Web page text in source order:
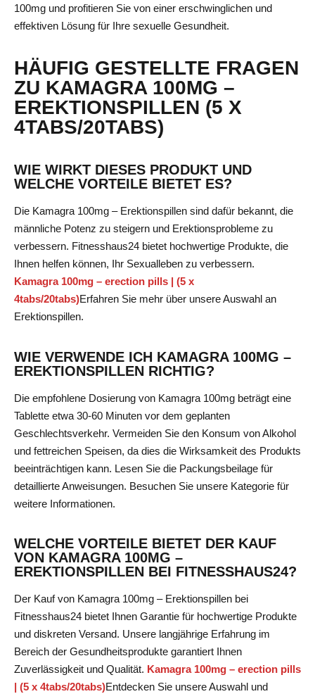
100mg und profitieren Sie von einer erschwinglichen und
effektiven Lösung für Ihre sexuelle Gesundheit.
HÄUFIG GESTELLTE FRAGEN
ZU KAMAGRA 100MG –
EREKTIONSPILLEN (5 X
4TABS/20TABS)
WIE WIRKT DIESES PRODUKT UND
WELCHE VORTEILE BIETET ES?
Die Kamagra 100mg – Erektionspillen sind dafür bekannt, die
männliche Potenz zu steigern und Erektionsprobleme zu
verbessern. Fitnesshaus24 bietet hochwertige Produkte, die
Ihnen helfen können, Ihr Sexualleben zu verbessern.
Kamagra 100mg – erection pills | (5 x
4tabs/20tabs)Erfahren Sie mehr über unsere Auswahl an
Erektionspillen.
WIE VERWENDE ICH KAMAGRA 100MG –
EREKTIONSPILLEN RICHTIG?
Die empfohlene Dosierung von Kamagra 100mg beträgt eine
Tablette etwa 30-60 Minuten vor dem geplanten
Geschlechtsverkehr. Vermeiden Sie den Konsum von Alkohol
und fettreichen Speisen, da dies die Wirksamkeit des Produkts
beeinträchtigen kann. Lesen Sie die Packungsbeilage für
detaillierte Anweisungen. Besuchen Sie unsere Kategorie für
weitere Informationen.
WELCHE VORTEILE BIETET DER KAUF
VON KAMAGRA 100MG –
EREKTIONSPILLEN BEI FITNESSHAUS24?
Der Kauf von Kamagra 100mg – Erektionspillen bei
Fitnesshaus24 bietet Ihnen Garantie für hochwertige Produkte
und diskreten Versand. Unsere langjährige Erfahrung im
Bereich der Gesundheitsprodukte garantiert Ihnen
Zuverlässigkeit und Qualität. Kamagra 100mg – erection pills
| (5 x 4tabs/20tabs)Entdecken Sie unsere Auswahl und